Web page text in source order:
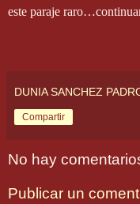
este paraje
DUNIA SANCHEZ
Compartir
No hay
Publicar un